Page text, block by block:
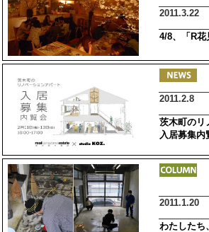
2011.3.22
4/8、「R花
2011.2.8
茨木町のリ
入居募集内
2011.1.20
わたしたち